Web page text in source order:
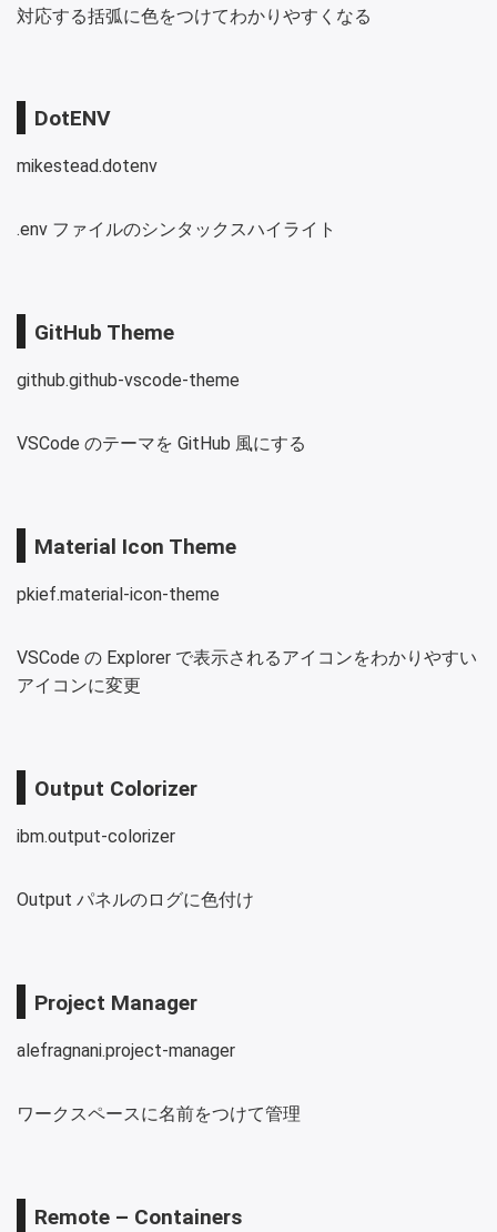
対応する括弧に色をつけてわかりやすくなる
DotENV
mikestead.dotenv
.env ファイルのシンタックスハイライト
GitHub Theme
github.github-vscode-theme
VSCode のテーマを GitHub 風にする
Material Icon Theme
pkief.material-icon-theme
VSCode の Explorer で表示されるアイコンをわかりやすい
アイコンに変更
Output Colorizer
ibm.output-colorizer
Output パネルのログに色付け
Project Manager
alefragnani.project-manager
ワークスペースに名前をつけて管理
Remote – Containers